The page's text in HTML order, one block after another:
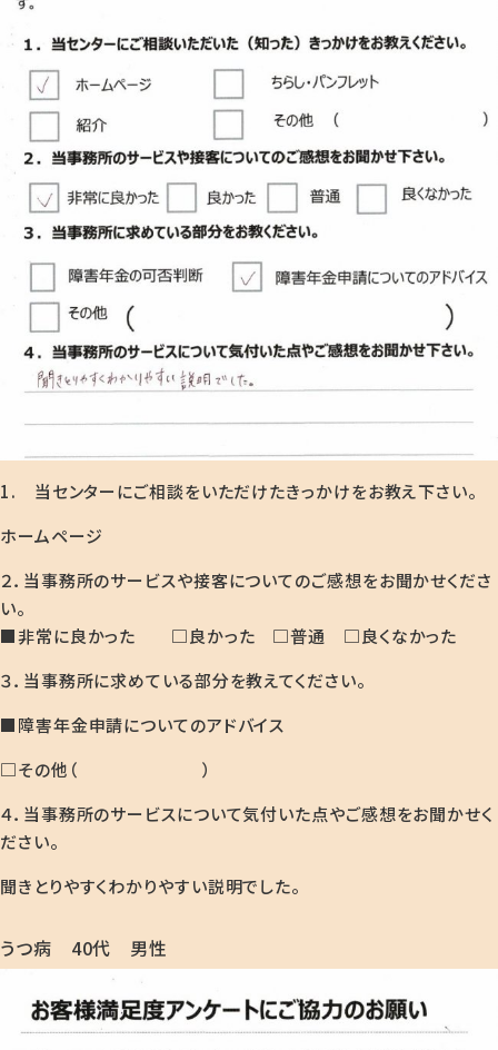
1. 当センターにご相談をいただけたきっかけをお教え下さい。
ホームページ
２．当事務所のサービスや接客についてのご感想をお聞かせくださ
い。
■非常に良かった □良かった □普通 □良くなかった
３．当事務所に求めている部分を教えてください。
■障害年金申請についてのアドバイス
□その他（ ）
４．当事務所のサービスについて気付いた点やご感想をお聞かせく
ださい。
聞きとりやすくわかりやすい説明でした。
うつ病 40代 男性